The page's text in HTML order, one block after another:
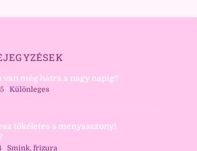
van még hátra a nagy napig?
Különleges
tökéletes a menyasszonyi
Smink, frizura